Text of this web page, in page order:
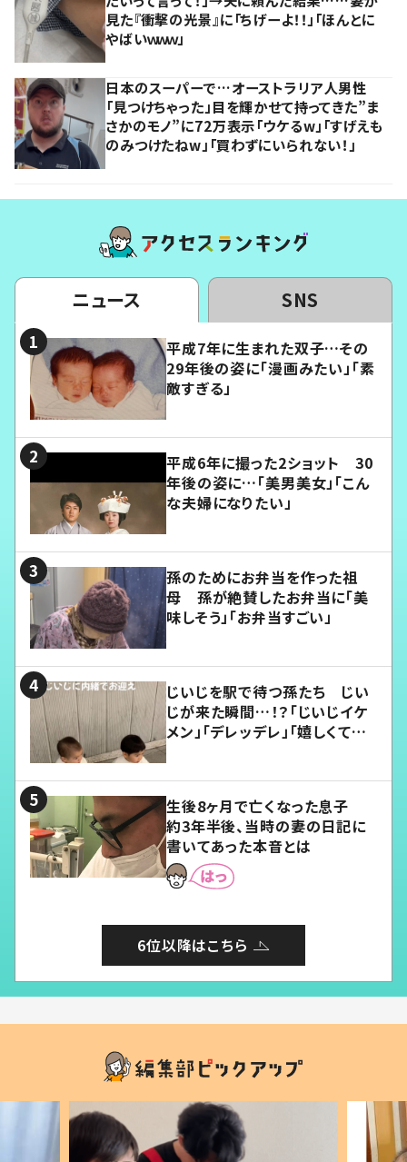
見た『衝撃の光景』に「ちげーよ！！」「ほんとに
やばいｗｗｗ」
日本のスーパーで…オーストラリア人男性
「見つけちゃった」目を輝かせて持ってきた”ま
さかのモノ”に72万表示「ウケるw」「すげえも
のみつけたねw」「買わずにいられない！」
ニュース SNS
平成7年に生まれた双子…その
29年後の姿に「漫画みたい」「素
敵すぎる」
平成6年に撮った2ショット 30
年後の姿に…「美男美女」「こん
な夫婦になりたい」
孫のためにお弁当を作った祖
母 孫が絶賛したお弁当に「美
味しそう」「お弁当すごい」
じいじを駅で待つ孫たち じい
じが来た瞬間…！？「じいじイケ
メン」「デレッデレ」「嬉しくて可
生後8ヶ月で亡くなった息子
約3年半後、当時の妻の日記に
書いてあった本音とは
6位以降はこちら